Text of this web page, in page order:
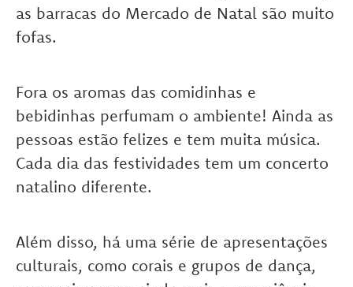
as barracas do Mercado de Natal são muito
fofas.
Fora os aromas das comidinhas e
bebidinhas perfumam o ambiente! Ainda as
pessoas estão felizes e tem muita música.
Cada dia das festividades tem um concerto
natalino diferente.
Além disso, há uma série de apresentações
culturais, como corais e grupos de dança,